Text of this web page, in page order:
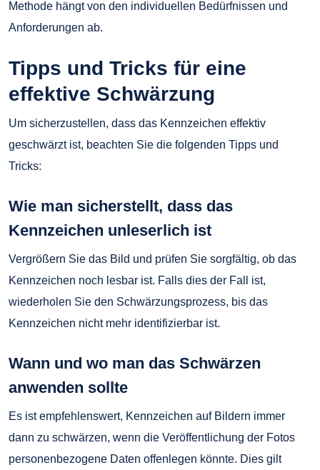
Methode hängt von den individuellen Bedürfnissen und
Anforderungen ab.
Tipps und Tricks für eine
effektive Schwärzung
Um sicherzustellen, dass das Kennzeichen effektiv
geschwärzt ist, beachten Sie die folgenden Tipps und
Tricks:
Wie man sicherstellt, dass das
Kennzeichen unleserlich ist
Vergrößern Sie das Bild und prüfen Sie sorgfältig, ob das
Kennzeichen noch lesbar ist. Falls dies der Fall ist,
wiederholen Sie den Schwärzungsprozess, bis das
Kennzeichen nicht mehr identifizierbar ist.
Wann und wo man das Schwärzen
anwenden sollte
Es ist empfehlenswert, Kennzeichen auf Bildern immer
dann zu schwärzen, wenn die Veröffentlichung der Fotos
personenbezogene Daten offenlegen könnte. Dies gilt